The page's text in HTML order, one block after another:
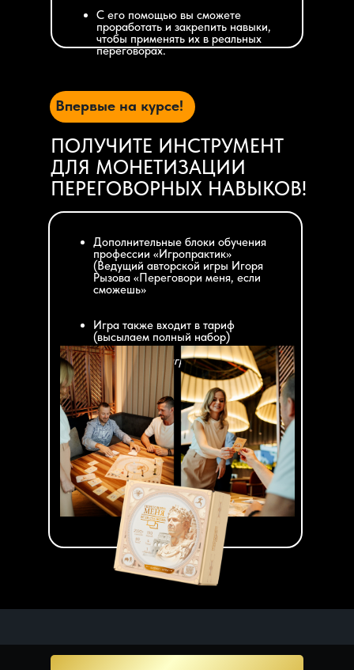
С его помощью вы сможете
проработать и закрепить навыки,
чтобы применять их в реальных
переговорах.
ПОЛУЧИТЕ ИНСТРУМЕНТ
ДЛЯ МОНЕТИЗАЦИИ
ПЕРЕГОВОРНЫХ НАВЫКОВ!
Впервые на курсе!
Дополнительные блоки обучения
профессии «Игропрактик»
(Ведущий авторской игры Игоря
Рызова «Переговори меня, если
сможешь»
Игра также входит в тариф
(высылаем полный набор)
* В тарифе «Тренер-игропрактик»